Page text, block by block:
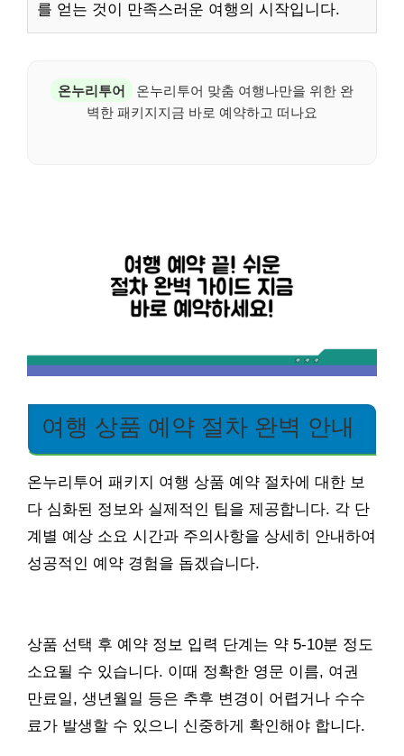
를 얻는 것이 만족스러운 여행의 시작입니다.
온누리투어
온누리투어 맞춤 여행나만을 위한 완
벽한 패키지지금 바로 예약하고 떠나요
여행 상품 예약 절차 완벽 안내
온누리투어 패키지 여행 상품 예약 절차에 대한 보
다 심화된 정보와 실제적인 팁을 제공합니다. 각 단
계별 예상 소요 시간과 주의사항을 상세히 안내하여
성공적인 예약 경험을 돕겠습니다.
상품 선택 후 예약 정보 입력 단계는 약 5-10분 정도
소요될 수 있습니다. 이때 정확한 영문 이름, 여권
만료일, 생년월일 등은 추후 변경이 어렵거나 수수
료가 발생할 수 있으니 신중하게 확인해야 합니다.